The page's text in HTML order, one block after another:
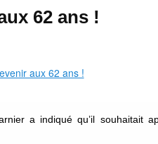
62 ans !
a indiqué qu’il souhaitait